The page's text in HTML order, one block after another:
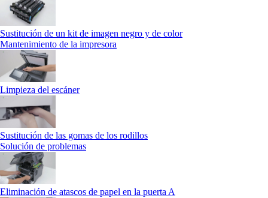
Sustitución de un kit de imagen negro y de color
Mantenimiento de la impresora
Limpieza del escáner
Sustitución de las gomas de los rodillos
Solución de problemas
Eliminación de atascos de papel en la puerta A